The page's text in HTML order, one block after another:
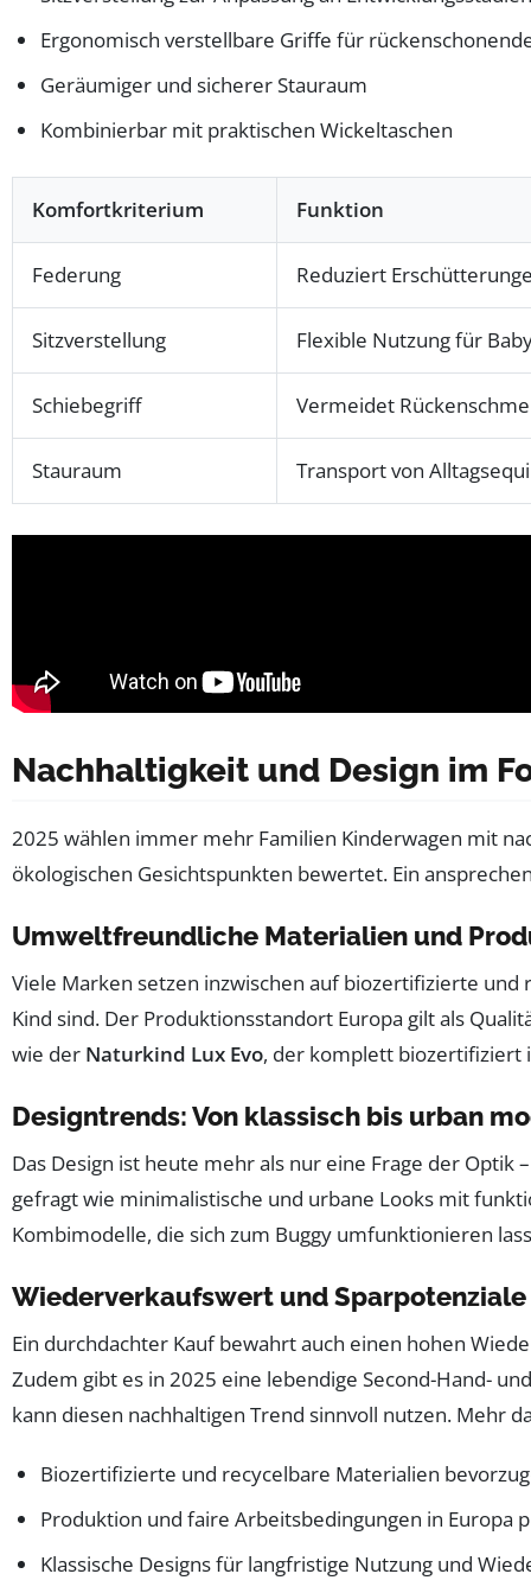
Ergonomisch verstellbare Griffe für
Geräumiger und sicherer Stauraum
Kombinierbar mit praktischen Wickeltaschen
Komfortkriterium Funktion
Federung Reduziert
Sitzverstellung Flexible Nutzung für
Schiebegriff Vermeidet
Stauraum Transport von
Nachhaltigkeit und Design im
2025 wählen immer mehr Familien Kinderwagen mit
ökologischen Gesichtspunkten bewertet. Ein
Umweltfreundliche Materialien und
Viele Marken setzen inzwischen auf biozertifizierte
Kind sind. Der Produktionsstandort Europa gilt als
wie der Naturkind Lux Evo, der komplett biozertifiziert
Designtrends: Von klassisch bis urban
Das Design ist heute mehr als nur eine Frage der
gefragt wie minimalistische und urbane Looks mit
Kombimodelle, die sich zum Buggy umfunktionieren
Wiederverkaufswert und
Ein durchdachter Kauf bewahrt auch einen hohen
Zudem gibt es in 2025 eine lebendige Second-Hand-
kann diesen nachhaltigen Trend sinnvoll nutzen. Mehr
Biozertifizierte und recycelbare Materialien
Produktion und faire Arbeitsbedingungen in Europa
Klassische Designs für langfristige Nutzung und